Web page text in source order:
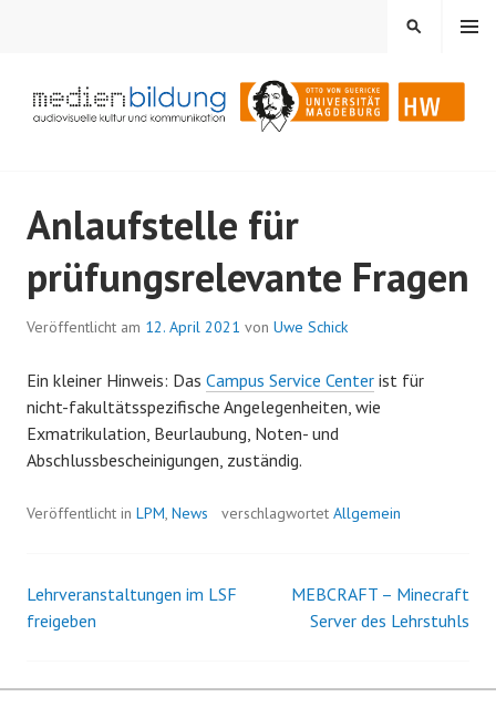
Audiovisuelle Kultur und Kommunikation
MENÜ
SUCHEN
Anlaufstelle für
prüfungsrelevante Fragen
Veröffentlicht am 12. April 2021 von Uwe Schick
Ein kleiner Hinweis: Das Campus Service Center ist für
nicht-fakultätsspezifische Angelegenheiten, wie
Exmatrikulation, Beurlaubung, Noten- und
Abschlussbescheinigungen, zuständig.
Veröffentlicht in LPM, News verschlagwortet Allgemein
Beitrags-
Lehrveranstaltungen im LSF
freigeben
MEBCRAFT – Minecraft
Server des Lehrstuhls